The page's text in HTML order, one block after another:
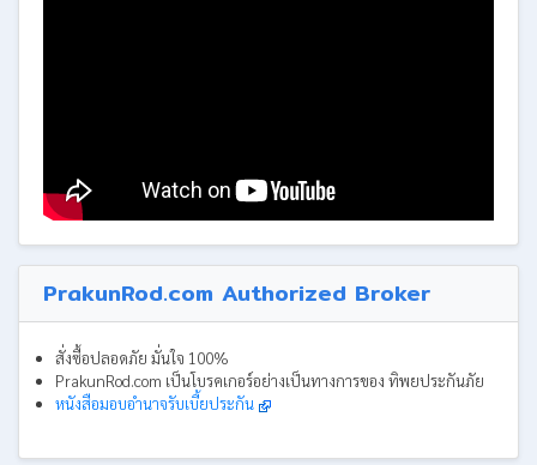
PrakunRod.com Authorized Broker
สั่งซื้อปลอดภัย มั่นใจ 100%
PrakunRod.com เป็นโบรคเกอร์อย่างเป็นทางการของ ทิพยประกันภัย
หนังสือมอบอำนาจรับเบี้ยประกัน